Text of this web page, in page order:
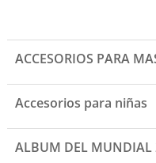
múltiples
Las
opciones
se
pueden
ACCESORIOS PARA
Accesorios para niñas
ALBUM DEL MUNDIAL